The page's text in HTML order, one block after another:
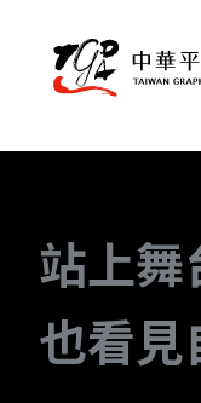
站上舞
也看見